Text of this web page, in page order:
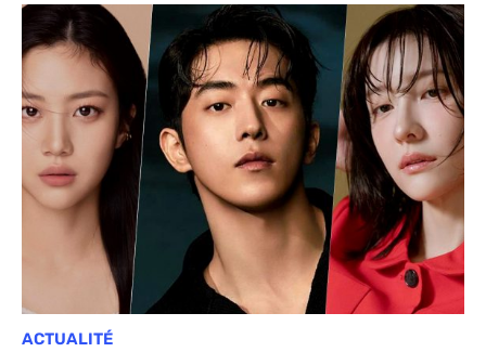
ACTUALITÉ